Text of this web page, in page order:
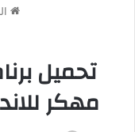
مهكر للاندرويد